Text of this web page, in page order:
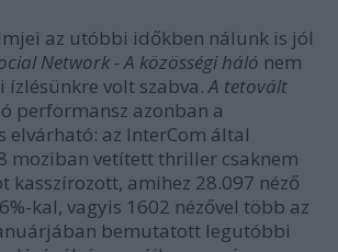
az utóbbi időkben nálunk is jól
Network - A közösségi háló nem
ízlésünkre volt szabva.A tetovált
performansz azonban a
elvárható: az InterCom által
moziban vetített thriller csaknem
amihez 28.097 néző
kal, vagyis 1602 nézővel több az
bemutatott legutóbbi